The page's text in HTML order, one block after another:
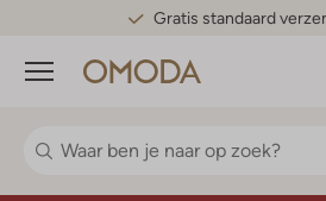
Gratis standaard
Menu